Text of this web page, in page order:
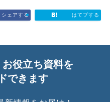
シェアする はてブする
役立ち資料を
できます